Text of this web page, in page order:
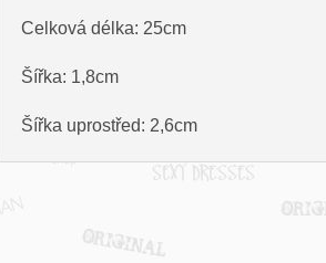
Celková délka: 25cm
Šířka: 1,8cm
Šířka uprostřed: 2,6cm